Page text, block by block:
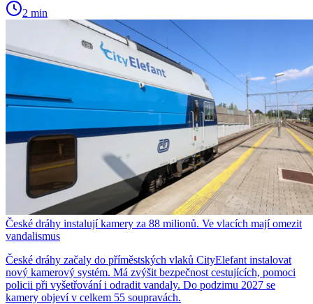
2 min
České dráhy instalují kamery za 88 milionů. Ve vlacích mají omezit
vandalismus
České dráhy začaly do příměstských vlaků CityElefant instalovat
nový kamerový systém. Má zvýšit bezpečnost cestujících, pomoci
policii při vyšetřování i odradit vandaly. Do podzimu 2027 se
kamery objeví v celkem 55 soupravách.